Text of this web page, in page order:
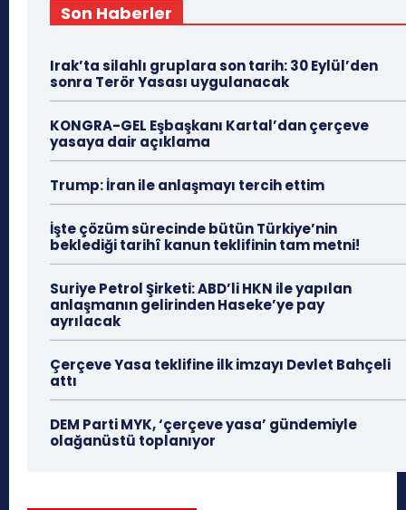
Son Haberler
Irak’ta silahlı gruplara son tarih: 30 Eylül’den
sonra Terör Yasası uygulanacak
KONGRA-GEL Eşbaşkanı Kartal’dan çerçeve
yasaya dair açıklama
Trump: İran ile anlaşmayı tercih ettim
İşte çözüm sürecinde bütün Türkiye’nin
beklediği tarihî kanun teklifinin tam metni!
Suriye Petrol Şirketi: ABD’li HKN ile yapılan
anlaşmanın gelirinden Haseke’ye pay
ayrılacak
Çerçeve Yasa teklifine ilk imzayı Devlet Bahçeli
attı
DEM Parti MYK, ‘çerçeve yasa’ gündemiyle
olağanüstü toplanıyor